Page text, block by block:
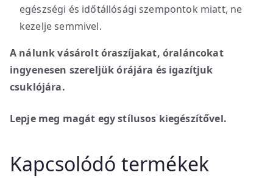
egészségi és időtállósági szempontok miatt, ne
kezelje semmivel.
A nálunk vásárolt óraszíjakat, óraláncokat
ingyenesen szereljük órájára és igazítjuk
csuklójára.
Lepje meg magát egy stílusos kiegészítővel.
Kapcsolódó termékek